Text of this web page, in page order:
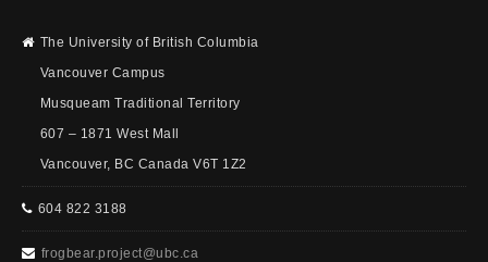
The University of British Columbia
Vancouver Campus
Musqueam Traditional Territory
607 – 1871 West Mall
Vancouver, BC Canada V6T 1Z2
604 822 3188
frogbear.project@ubc.ca